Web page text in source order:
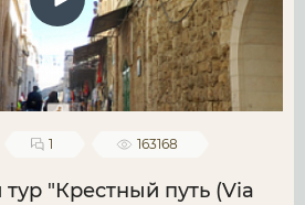
1 163168
"Крестный путь (Via